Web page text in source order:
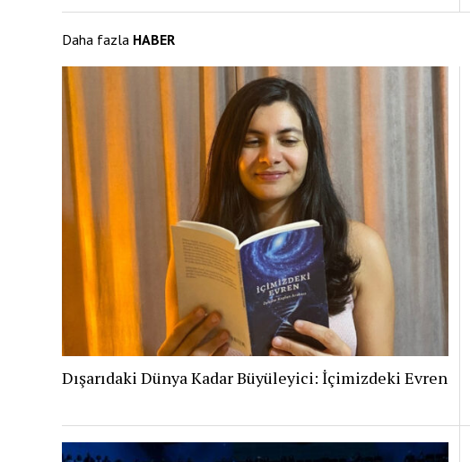
Daha fazla HABER
Dışarıdaki Dünya Kadar Büyüleyici: İçimizdeki Evren